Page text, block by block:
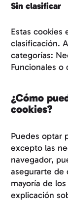
Sin clasificar
Estas cookies
clasificación.
categorías:
Funcionales o
¿Cómo
cookies?
Puedes optar
excepto las
navegador,
asegurarte de
mayoría de
explicación